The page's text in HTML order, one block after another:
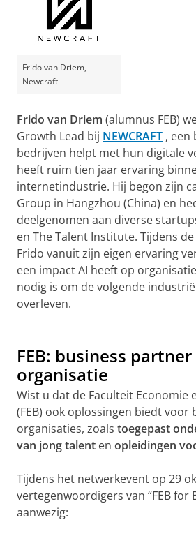
Frido van Driem,
Newcraft
Frido van Driem (alumnus FEB)
Growth Lead bij NEWCRAFT , een
bedrijven helpt met hun digitale
heeft ruim tien jaar ervaring
internetindustrie. Hij begon zijn
Group in Hangzhou (China) en
deelgenomen aan diverse
en The Talent Institute. Tijdens
Frido vanuit zijn eigen ervaring
een impact AI heeft op
nodig is om de volgende
overleven.
FEB: business
organisatie
Wist u dat de Faculteit Economie
(FEB) ook oplossingen biedt voor
organisaties, zoals toegepast
van jong talent en opleidingen
Tijdens het netwerkevent op 29
vertegenwoordigers van “FEB for
aanwezig: